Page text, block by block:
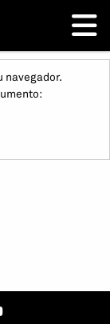
navegador.